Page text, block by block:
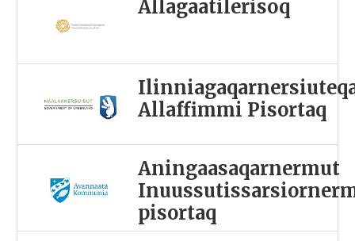
Allagaatilerisoq
Allaffimmi Pisortaq
Aningaasaqarnermut
pisortaq